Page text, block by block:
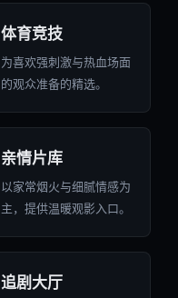
体育竞技
为喜欢强刺激与热血场面
的观众准备的精选。
亲情片库
以家常烟火与细腻情感为
主，提供温暖观影入口。
追剧大厅